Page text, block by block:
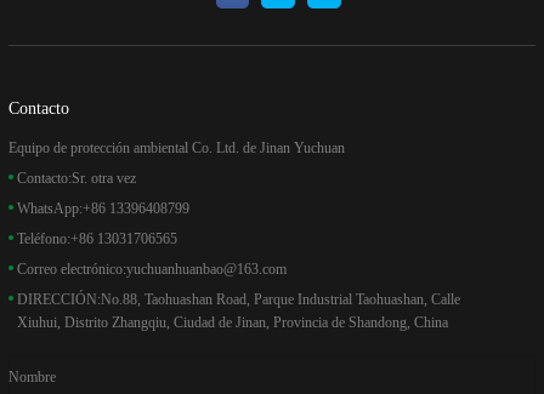
Contacto
Equipo de protección ambiental Co. Ltd. de Jinan Yuchuan
Contacto:Sr. otra vez
WhatsApp:+86 13396408799
Teléfono:+86 13031706565
Correo electrónico:yuchuanhuanbao@163.com
DIRECCIÓN:No.88, Taohuashan Road, Parque Industrial Taohuashan, Calle
Xiuhui, Distrito Zhangqiu, Ciudad de Jinan, Provincia de Shandong, China
Nombre